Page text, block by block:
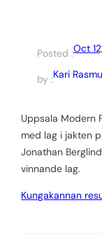
Posted :Oct
by :Kari
Uppsala Modern
med lag i jakten
Jonathan
vinnande lag.
Kungakannan